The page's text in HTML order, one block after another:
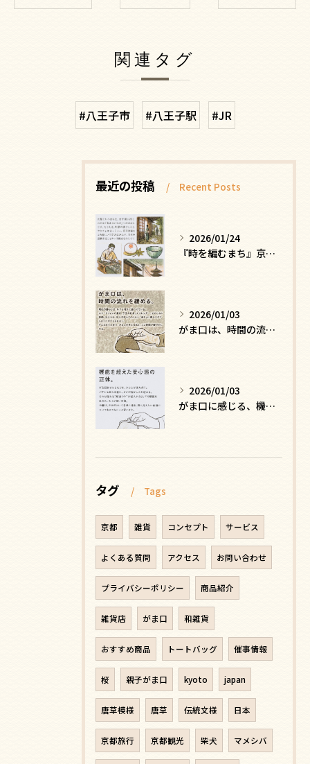
関連タグ
#八王子市 #八王子駅 #JR
最近の投稿 Recent Posts
2026/01/24
『時を編むまち』京都ー日常にひそむ、静かな贅沢
2026/01/03
がま口は、時間の流れを緩める
2026/01/03
がま口に感じる、機能を超えた安心感の正体
タグ Tags
京都 雑貨 コンセプト サービス
よくある質問 アクセス お問い合わせ
プライバシーポリシー 商品紹介
雑貨店 がま口 和雑貨
おすすめ商品 トートバッグ 催事情報
桜 親子がま口 kyoto japan
唐草模様 唐草 伝統文様 日本
京都旅行 京都観光 柴犬 マメシバ